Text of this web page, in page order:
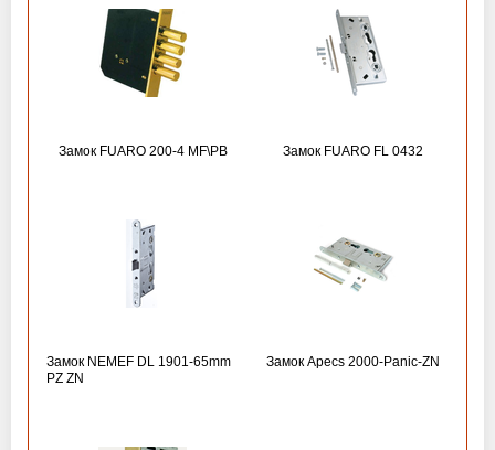
Замок FUARO 200-4 MF\РВ Замок FUARO FL 0432
Замок NEMEF DL 1901-65mm
PZ ZN
Замок Apecs 2000-Panic-ZN